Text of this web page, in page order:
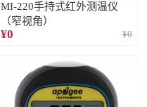
MI-220手持式红外测温仪
（窄视角）
¥0 ¥0